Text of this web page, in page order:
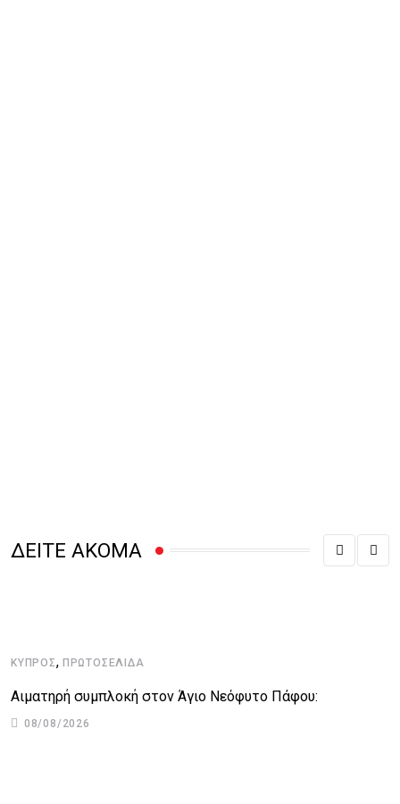
ΔΕΙΤΕ ΑΚΟΜΑ
ΚΎΠΡΟΣ, ΠΡΩΤΟΣΈΛΙΔΑ
Αιματηρή συμπλοκή στον Άγιο Νεόφυτο Πάφου:
08/08/2026